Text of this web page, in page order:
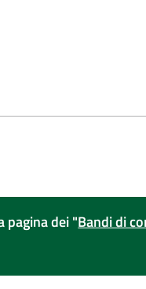
pagina dei "Bandi di